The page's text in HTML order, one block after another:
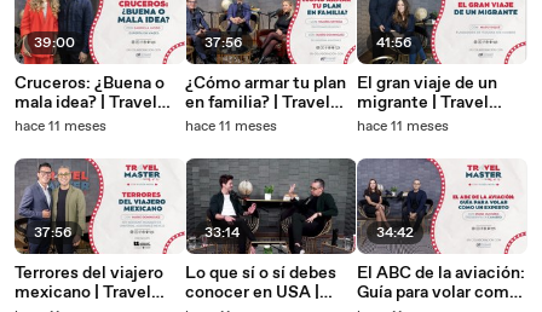
39:00
Cruceros: ¿Buena o
mala idea? | Travel
Master
hace 11 meses
37:56
Terrores del viajero
mexicano | Travel
37:56
¿Cómo armar tu plan
en familia? | Travel
Master
hace 11 meses
33:14
Lo que sí o sí debes
conocer en USA |
41:56
El gran viaje de un
migrante | Travel
Master
hace 11 meses
34:42
El ABC de la aviación:
Guía para volar como